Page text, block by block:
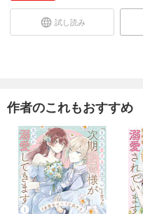
試し読み
作者のこれもおすすめ